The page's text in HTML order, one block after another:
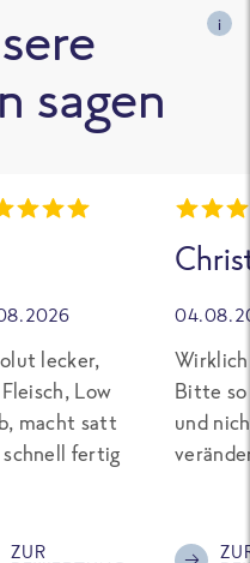
sagen
i
lecker,
Low
macht satt
schnell fertig
ZUR
Bitte so
und